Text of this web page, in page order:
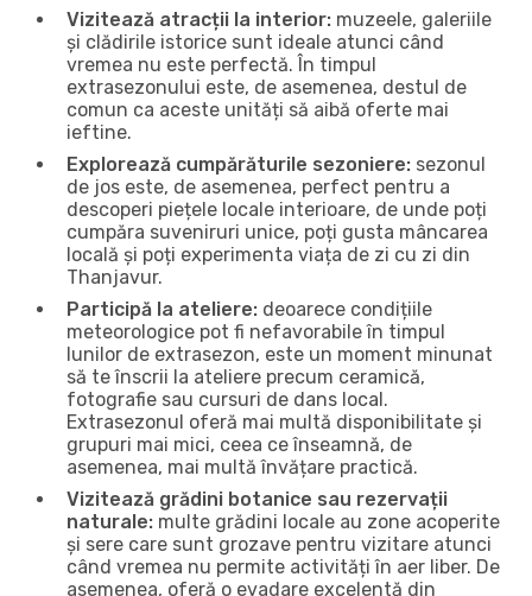
Vizitează atracții la interior: muzeele, galeriile
și clădirile istorice sunt ideale atunci când
vremea nu este perfectă. În timpul
extrasezonului este, de asemenea, destul de
comun ca aceste unități să aibă oferte mai
ieftine.
Explorează cumpărăturile sezoniere: sezonul
de jos este, de asemenea, perfect pentru a
descoperi piețele locale interioare, de unde poți
cumpăra suveniruri unice, poți gusta mâncarea
locală și poți experimenta viața de zi cu zi din
Thanjavur.
Participă la ateliere: deoarece condițiile
meteorologice pot fi nefavorabile în timpul
lunilor de extrasezon, este un moment minunat
să te înscrii la ateliere precum ceramică,
fotografie sau cursuri de dans local.
Extrasezonul oferă mai multă disponibilitate și
grupuri mai mici, ceea ce înseamnă, de
asemenea, mai multă învățare practică.
Vizitează grădini botanice sau rezervații
naturale: multe grădini locale au zone acoperite
și sere care sunt grozave pentru vizitare atunci
când vremea nu permite activități în aer liber. De
asemenea, oferă o evadare excelentă din